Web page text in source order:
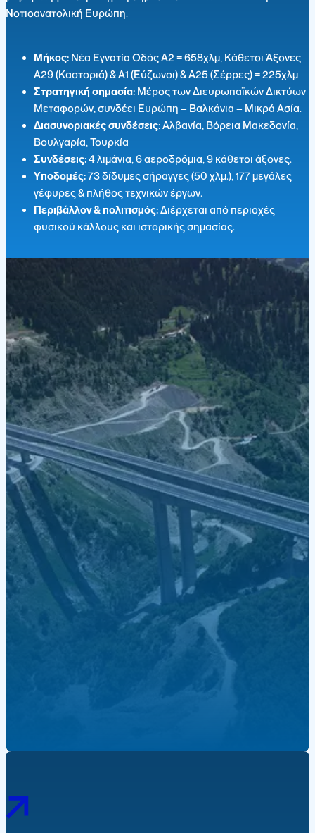
Νοτιοανατολική Ευρώπη.
Μήκος: Νέα Εγνατία Οδός Α2 = 658χλμ, Κάθετοι Άξονες
Α29 (Καστοριά) & Α1 (Εύζωνοι) & Α25 (Σέρρες) = 225χλμ
Στρατηγική σημασία: Μέρος των Διευρωπαϊκών Δικτύων
Μεταφορών, συνδέει Ευρώπη – Βαλκάνια – Μικρά Ασία.
Διασυνοριακές συνδέσεις:Αλβανία, Βόρεια Μακεδονία,
Βουλγαρία, Τουρκία
Συνδέσεις:4 λιμάνια, 6 αεροδρόμια, 9 κάθετοι άξονες.
Υποδομές:73 δίδυμες σήραγγες (50 χλμ.), 177 μεγάλες
γέφυρες & πλήθος τεχνικών έργων.
Περιβάλλον & πολιτισμός:Διέρχεται από περιοχές
φυσικού κάλλους και ιστορικής σημασίας.